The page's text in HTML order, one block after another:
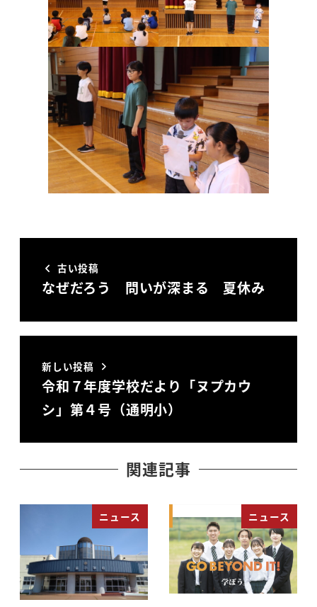
古い投稿
なぜだろう 問いが深まる 夏休み
新しい投稿
令和７年度学校だより「ヌプカウ
シ」第４号（通明小）
関連記事
ニュース ニュース